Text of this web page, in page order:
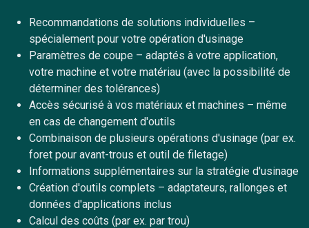
Recommandations de solutions individuelles –
spécialement pour votre opération d'usinage
Paramètres de coupe – adaptés à votre application,
votre machine et votre matériau (avec la possibilité de
déterminer des tolérances)
Accès sécurisé à vos matériaux et machines – même
en cas de changement d'outils
Combinaison de plusieurs opérations d'usinage (par ex.
foret pour avant-trous et outil de filetage)
Informations supplémentaires sur la stratégie d'usinage
Création d'outils complets – adaptateurs, rallonges et
données d'applications inclus
Calcul des coûts (par ex. par trou)